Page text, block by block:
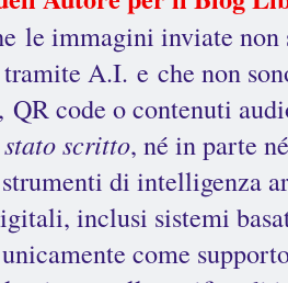
le immagini inviate non
A.I. e che non
QR code o contenuti
scritto, né in parte
di intelligenza
inclusi sistemi
come